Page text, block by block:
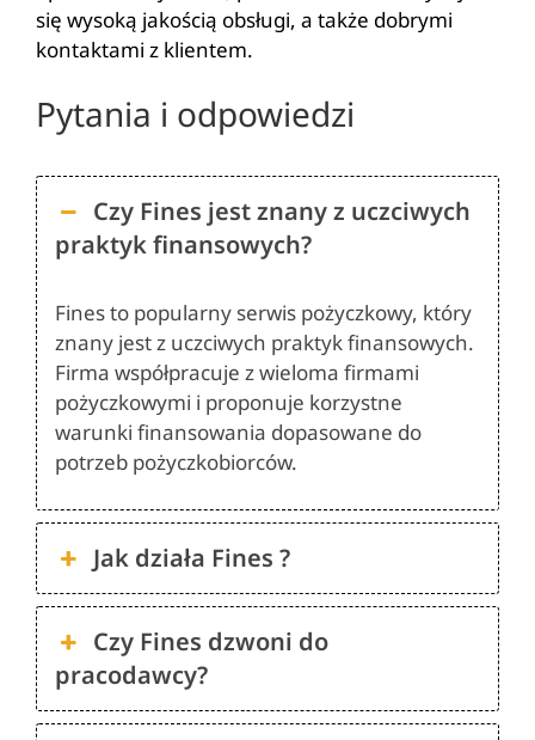
się wysoką jakością obsługi, a także dobrymi
kontaktami z klientem.
Pytania i odpowiedzi
Czy Fines jest znany z uczciwych
praktyk finansowych?
Fines to popularny serwis pożyczkowy, który
znany jest z uczciwych praktyk finansowych.
Firma współpracuje z wieloma firmami
pożyczkowymi i proponuje korzystne
warunki finansowania dopasowane do
potrzeb pożyczkobiorców.
Jak działa Fines ?
Czy Fines dzwoni do
pracodawcy?